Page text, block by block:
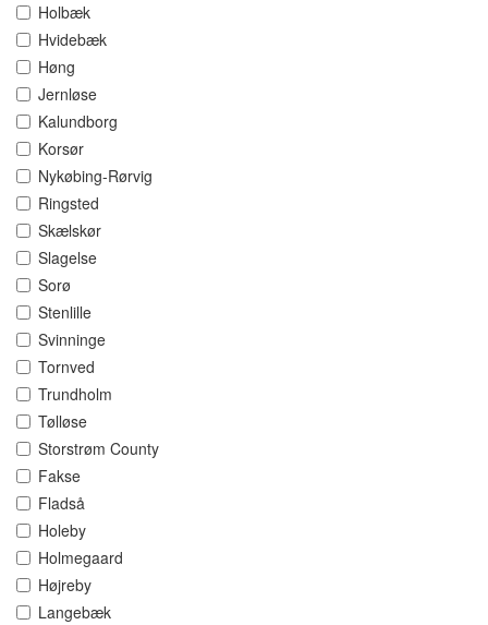
Holbæk
Hvidebæk
Høng
Jernløse
Kalundborg
Korsør
Nykøbing-Rørvig
Ringsted
Skælskør
Slagelse
Sorø
Stenlille
Svinninge
Tornved
Trundholm
Tølløse
Storstrøm County
Fakse
Fladså
Holeby
Holmegaard
Højreby
Langebæk